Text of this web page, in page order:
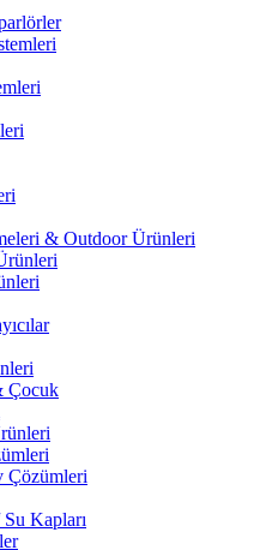
& Outdoor Ürünleri
Çocuk
Çözümleri
Kapları